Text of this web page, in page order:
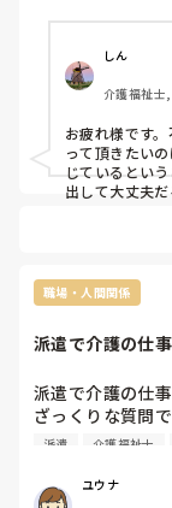
しん
介護福祉士
お疲れ様です
って頂きたい
じているとい
出して大丈夫
職場・人間関係
派遣で介護の仕
派遣で介護の仕
ざっくりな質問
れてるか(派遣
しまして、介護
派遣 介護福祉士
ユウナ